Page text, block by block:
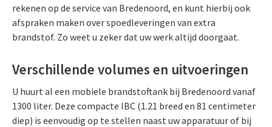
rekenen op de service van Bredenoord, en kunt hierbij ook
afspraken maken over spoedleveringen van extra
brandstof. Zo weet u zeker dat uw werk altijd doorgaat.
Verschillende volumes en uitvoeringen
U huurt al een mobiele brandstoftank bij Bredenoord vanaf
1300 liter. Deze compacte IBC (1.21 breed en 81 centimeter
diep) is eenvoudig op te stellen naast uw apparatuur of bij